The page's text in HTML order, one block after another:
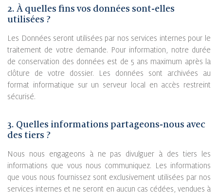
2. À quelles fins vos données sont-elles
utilisées ?
Les Données seront utilisées par nos services internes pour le
traitement de votre demande. Pour information, notre durée
de conservation des données est de 5 ans maximum après la
clôture de votre dossier. Les données sont archivées au
format informatique sur un serveur local en accès restreint
sécurisé.
3. Quelles informations partageons-nous avec
des tiers ?
Nous nous engageons à ne pas divulguer à des tiers les
informations que vous nous communiquez. Les informations
que vous nous fournissez sont exclusivement utilisées par nos
services internes et ne seront en aucun cas cédées, vendues à